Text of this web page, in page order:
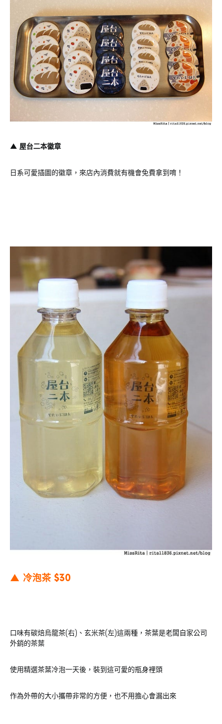
▲ 屋台二本徽章
日系可愛插圖的徽章，來店內消費就有機會免費拿到唷！
▲ 冷泡茶 $30
口味有碳焙烏龍茶(右)、玄米茶(左)這兩種，茶葉是老闆自家公司
外銷的茶葉
使用精選茶葉冷泡一天後，裝到這可愛的瓶身裡頭
作為外帶的大小攜帶非常的方便，也不用擔心會漏出來